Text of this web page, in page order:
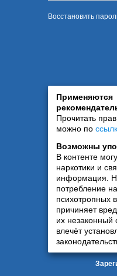
Восстановить
Применяются
Прочитать
можно по
Возможны
В контенте
наркотики и
информация.
потребление
психотропных
причиняет
их незаконный
влечёт